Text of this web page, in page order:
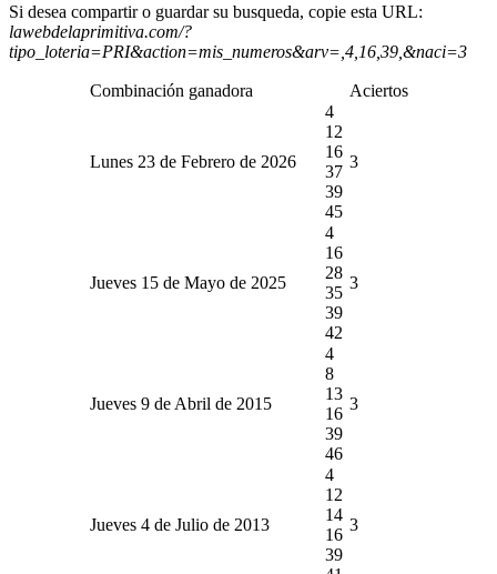
Si desea compartir o guardar su busqueda, copie esta URL:
lawebdelaprimitiva.com/?
tipo_loteria=PRI&action=mis_numeros&arv=,4,16,39,&naci=3
Combinación ganadora Aciertos
Lunes 23 de Febrero de 2026
4
12
16
37
39
45
3
Jueves 15 de Mayo de 2025
4
16
28
35
39
42
3
Jueves 9 de Abril de 2015
4
8
13
16
39
46
3
Jueves 4 de Julio de 2013
4
12
14
16
39
3